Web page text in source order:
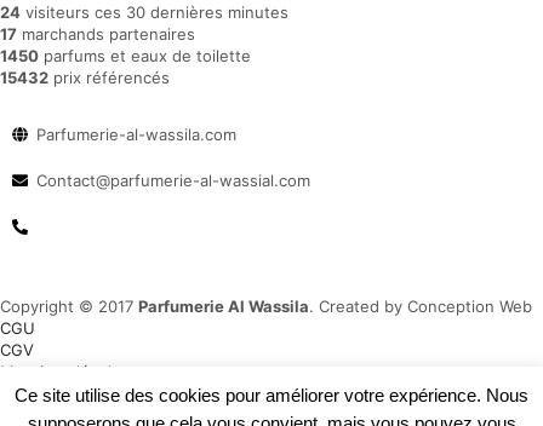
24 visiteurs ces 30 dernières minutes
17 marchands partenaires
1450 parfums et eaux de toilette
15432 prix référencés
Parfumerie-al-wassila.com
Contact@parfumerie-al-wassial.com
Copyright © 2017 Parfumerie Al Wassila. Created by Conception Web
CGU
CGV
Mentions légale
Plan du site
Ce site utilise des cookies pour améliorer votre expérience. Nous